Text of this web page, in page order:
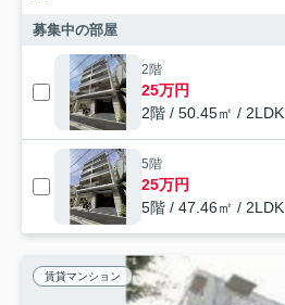
募集中の部屋
2階
25万円
2階 / 50.45㎡ / 2LDK
5階
25万円
5階 / 47.46㎡ / 2LDK
賃貸マンション